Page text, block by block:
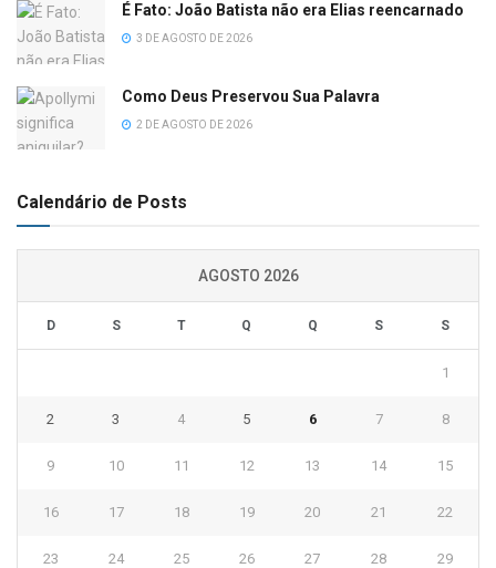
É Fato: João Batista não era Elias reencarnado
3 DE AGOSTO DE 2026
Como Deus Preservou Sua Palavra
2 DE AGOSTO DE 2026
Calendário de Posts
AGOSTO 2026
D S T Q Q S S
1
2 3 4 5 6 7 8
9 10 11 12 13 14 15
16 17 18 19 20 21 22
23 24 25 26 27 28 29